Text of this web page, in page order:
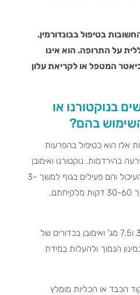
בטיפול בבונדורמין.
על התרופה. הוא אינו
המטפל או לקריאת עלון
בנוקטורנו או
בהם?
אלו הוא כטיפול בהפרעות
בהירדמות. נוקטורנו ואימובן
נספגים במהירות דרך מערכת העיכול והם פעילים בגוף למשך 3-
נוקטורנו נמכר בכדורים של 3.75 ו7.5 מג' ואימובן בכדורים של
הנמוך ולהעלות במידת
הכבד או הכליות מומלץ